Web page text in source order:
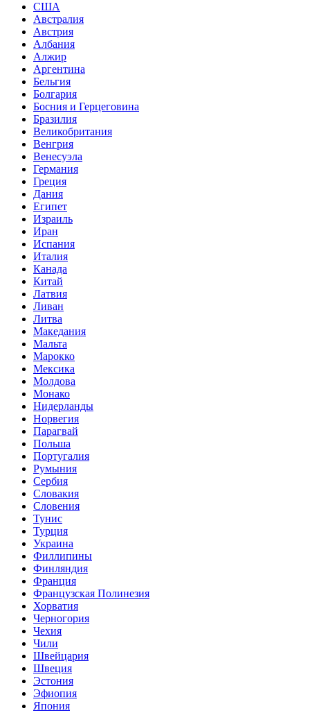
США
Австралия
Австрия
Албания
Алжир
Аргентина
Бельгия
Болгария
Босния и Герцеговина
Бразилия
Великобритания
Венгрия
Венесуэла
Германия
Греция
Дания
Египет
Израиль
Иран
Испания
Италия
Канада
Китай
Латвия
Ливан
Литва
Македания
Мальта
Марокко
Мексика
Молдова
Монако
Нидерланды
Норвегия
Парагвай
Польша
Португалия
Румыния
Сербия
Словакия
Словения
Тунис
Турция
Украина
Филлипины
Финляндия
Франция
Французская Полинезия
Хорватия
Черногория
Чехия
Чили
Швейцария
Швеция
Эстония
Эфиопия
Япония